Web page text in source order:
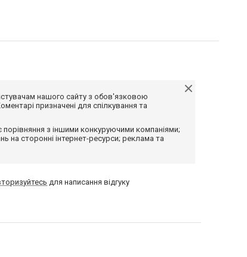
нашого сайту з обов'язковою
призначені для спілкування та
з іншими конкуруючими компаніями;
на сторонні інтернет-ресурси; реклама та
для написання відгуку